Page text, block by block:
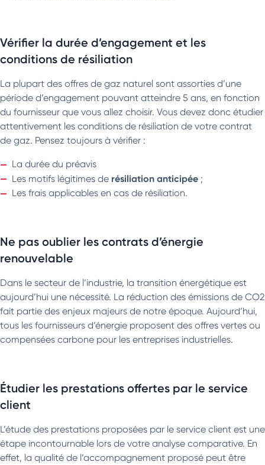
Vérifier la durée d’engagement et les
conditions de résiliation
La plupart des offres de gaz naturel sont assorties d’une
période d’engagement pouvant atteindre 5 ans, en fonction
du fournisseur que vous allez choisir. Vous devez donc étudier
attentivement les conditions de résiliation de votre contrat
de gaz. Pensez toujours à vérifier :
La durée du préavis
Les motifs légitimes de résiliation anticipée ;
Les frais applicables en cas de résiliation.
Ne pas oublier les contrats d’énergie
renouvelable
Dans le secteur de l’industrie, la transition énergétique est
aujourd’hui une nécessité. La réduction des émissions de CO2
fait partie des enjeux majeurs de notre époque. Aujourd’hui,
tous les fournisseurs d’énergie proposent des offres vertes ou
compensées carbone pour les entreprises industrielles.
Étudier les prestations offertes par le service
client
L’étude des prestations proposées par le service client est une
étape incontournable lors de votre analyse comparative. En
effet, la qualité de l’accompagnement proposé peut être